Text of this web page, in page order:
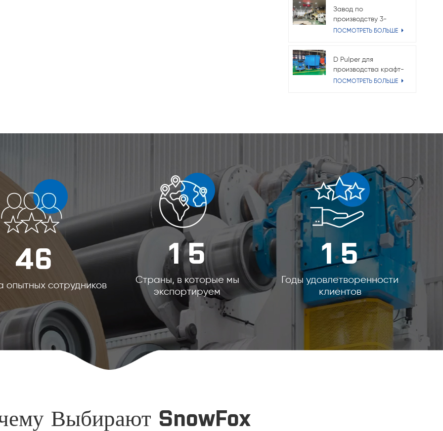
Завод по
производству 3-
слойного
ПОСМОТРЕТЬ БОЛЬШЕ
D Pulper для
производства крафт-
бумаги
ПОСМОТРЕТЬ БОЛЬШЕ
46
опытных сотрудников
15
Страны, в которые мы
экспортируем
15
Годы удовлетворенности
клиентов
Выбирают SnowFox